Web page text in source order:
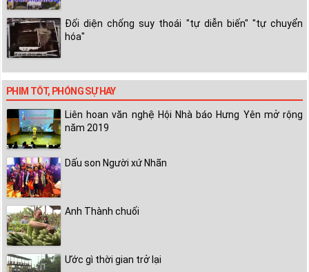
Đối diện chống suy thoái "tự diễn biến" "tự chuyển
hóa"
PHIM TỐT, PHÓNG SỰ HAY
Liên hoan văn nghệ Hội Nhà báo Hưng Yên mở rộng
năm 2019
Dấu son Người xứ Nhãn
Anh Thành chuối
Ước gì thời gian trở lại